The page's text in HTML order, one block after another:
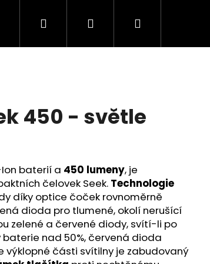
Hledat PřihlášeníNákupní
450 - světle
baterií a 450 lumeny, je
čelovek Seek. Technologie
díky optice čoček rovnoměrně
dioda pro tlumené, okolí nerušící
zelené a červené diody, svítí-li po
nad 50%, červená dioda
výklopné části svítilny je zabudovaný
Následující